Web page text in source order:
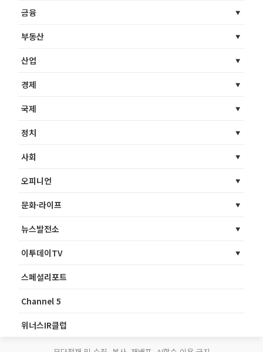
금융
부동산
산업
경제
국제
정치
사회
오피니언
문화·라이프
뉴스발전소
이투데이TV
스페셜리포트
Channel 5
위너스IR클럽